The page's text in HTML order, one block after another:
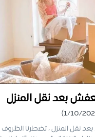
بعد نقل المنزل
نقل المنزل ، تضطرنا الظروف